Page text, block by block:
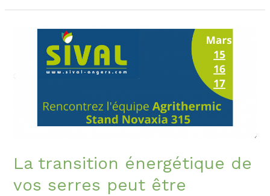
La transition énergétique de
vos serres peut être
transition
énergétique